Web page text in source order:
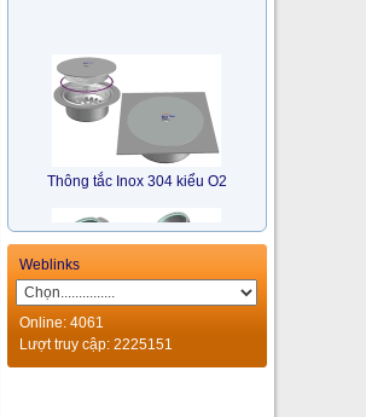
Thông tắc Inox 304 kiểu O2
Bẫy Nước Nhiều Hướng Inox
Weblinks
Online: 4061
Lượt truy cập: 2225151